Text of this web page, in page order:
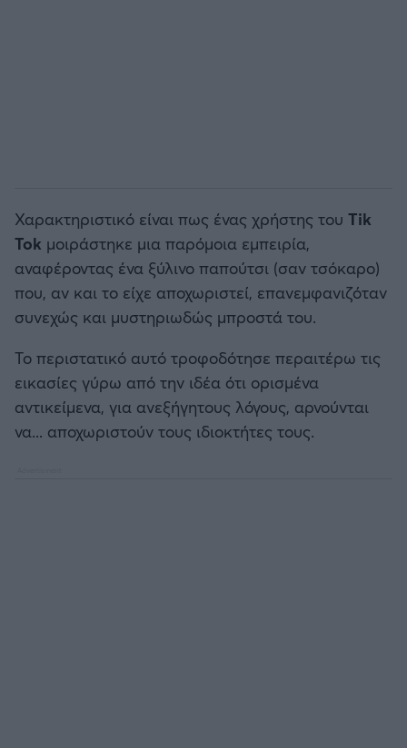
Χαρακτηριστικό είναι πως ένας χρήστης του Tik
Tok μοιράστηκε μια παρόμοια εμπειρία,
αναφέροντας ένα ξύλινο παπούτσι (σαν τσόκαρο)
που, αν και το είχε αποχωριστεί, επανεμφανιζόταν
συνεχώς και μυστηριωδώς μπροστά του.
Το περιστατικό αυτό τροφοδότησε περαιτέρω τις
εικασίες γύρω από την ιδέα ότι ορισμένα
αντικείμενα, για ανεξήγητους λόγους, αρνούνται
να... αποχωριστούν τους ιδιοκτήτες τους.